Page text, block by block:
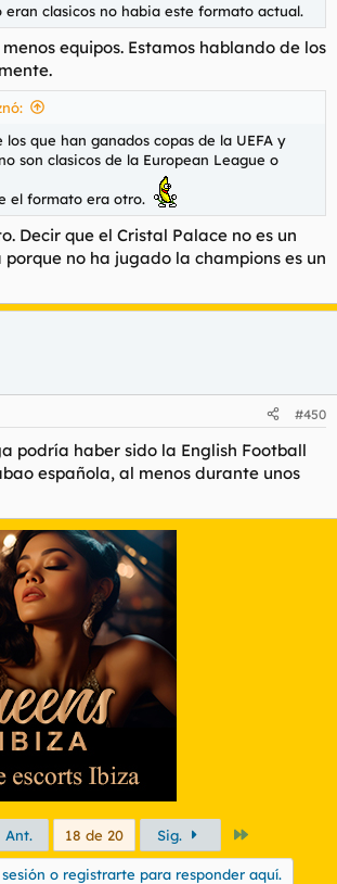
eran clasicos no habia este formato actual.
equipos. Estamos hablando de los
los que han ganados copas de la UEFA y
son clasicos de la European League o
el formato era otro.
Decir que el Cristal Palace no es un
porque no ha jugado la champions es un
#450
podría haber sido la English Football
española, al menos durante unos
Ant. 18 de 20 Sig.
o registrarte para responder aquí.